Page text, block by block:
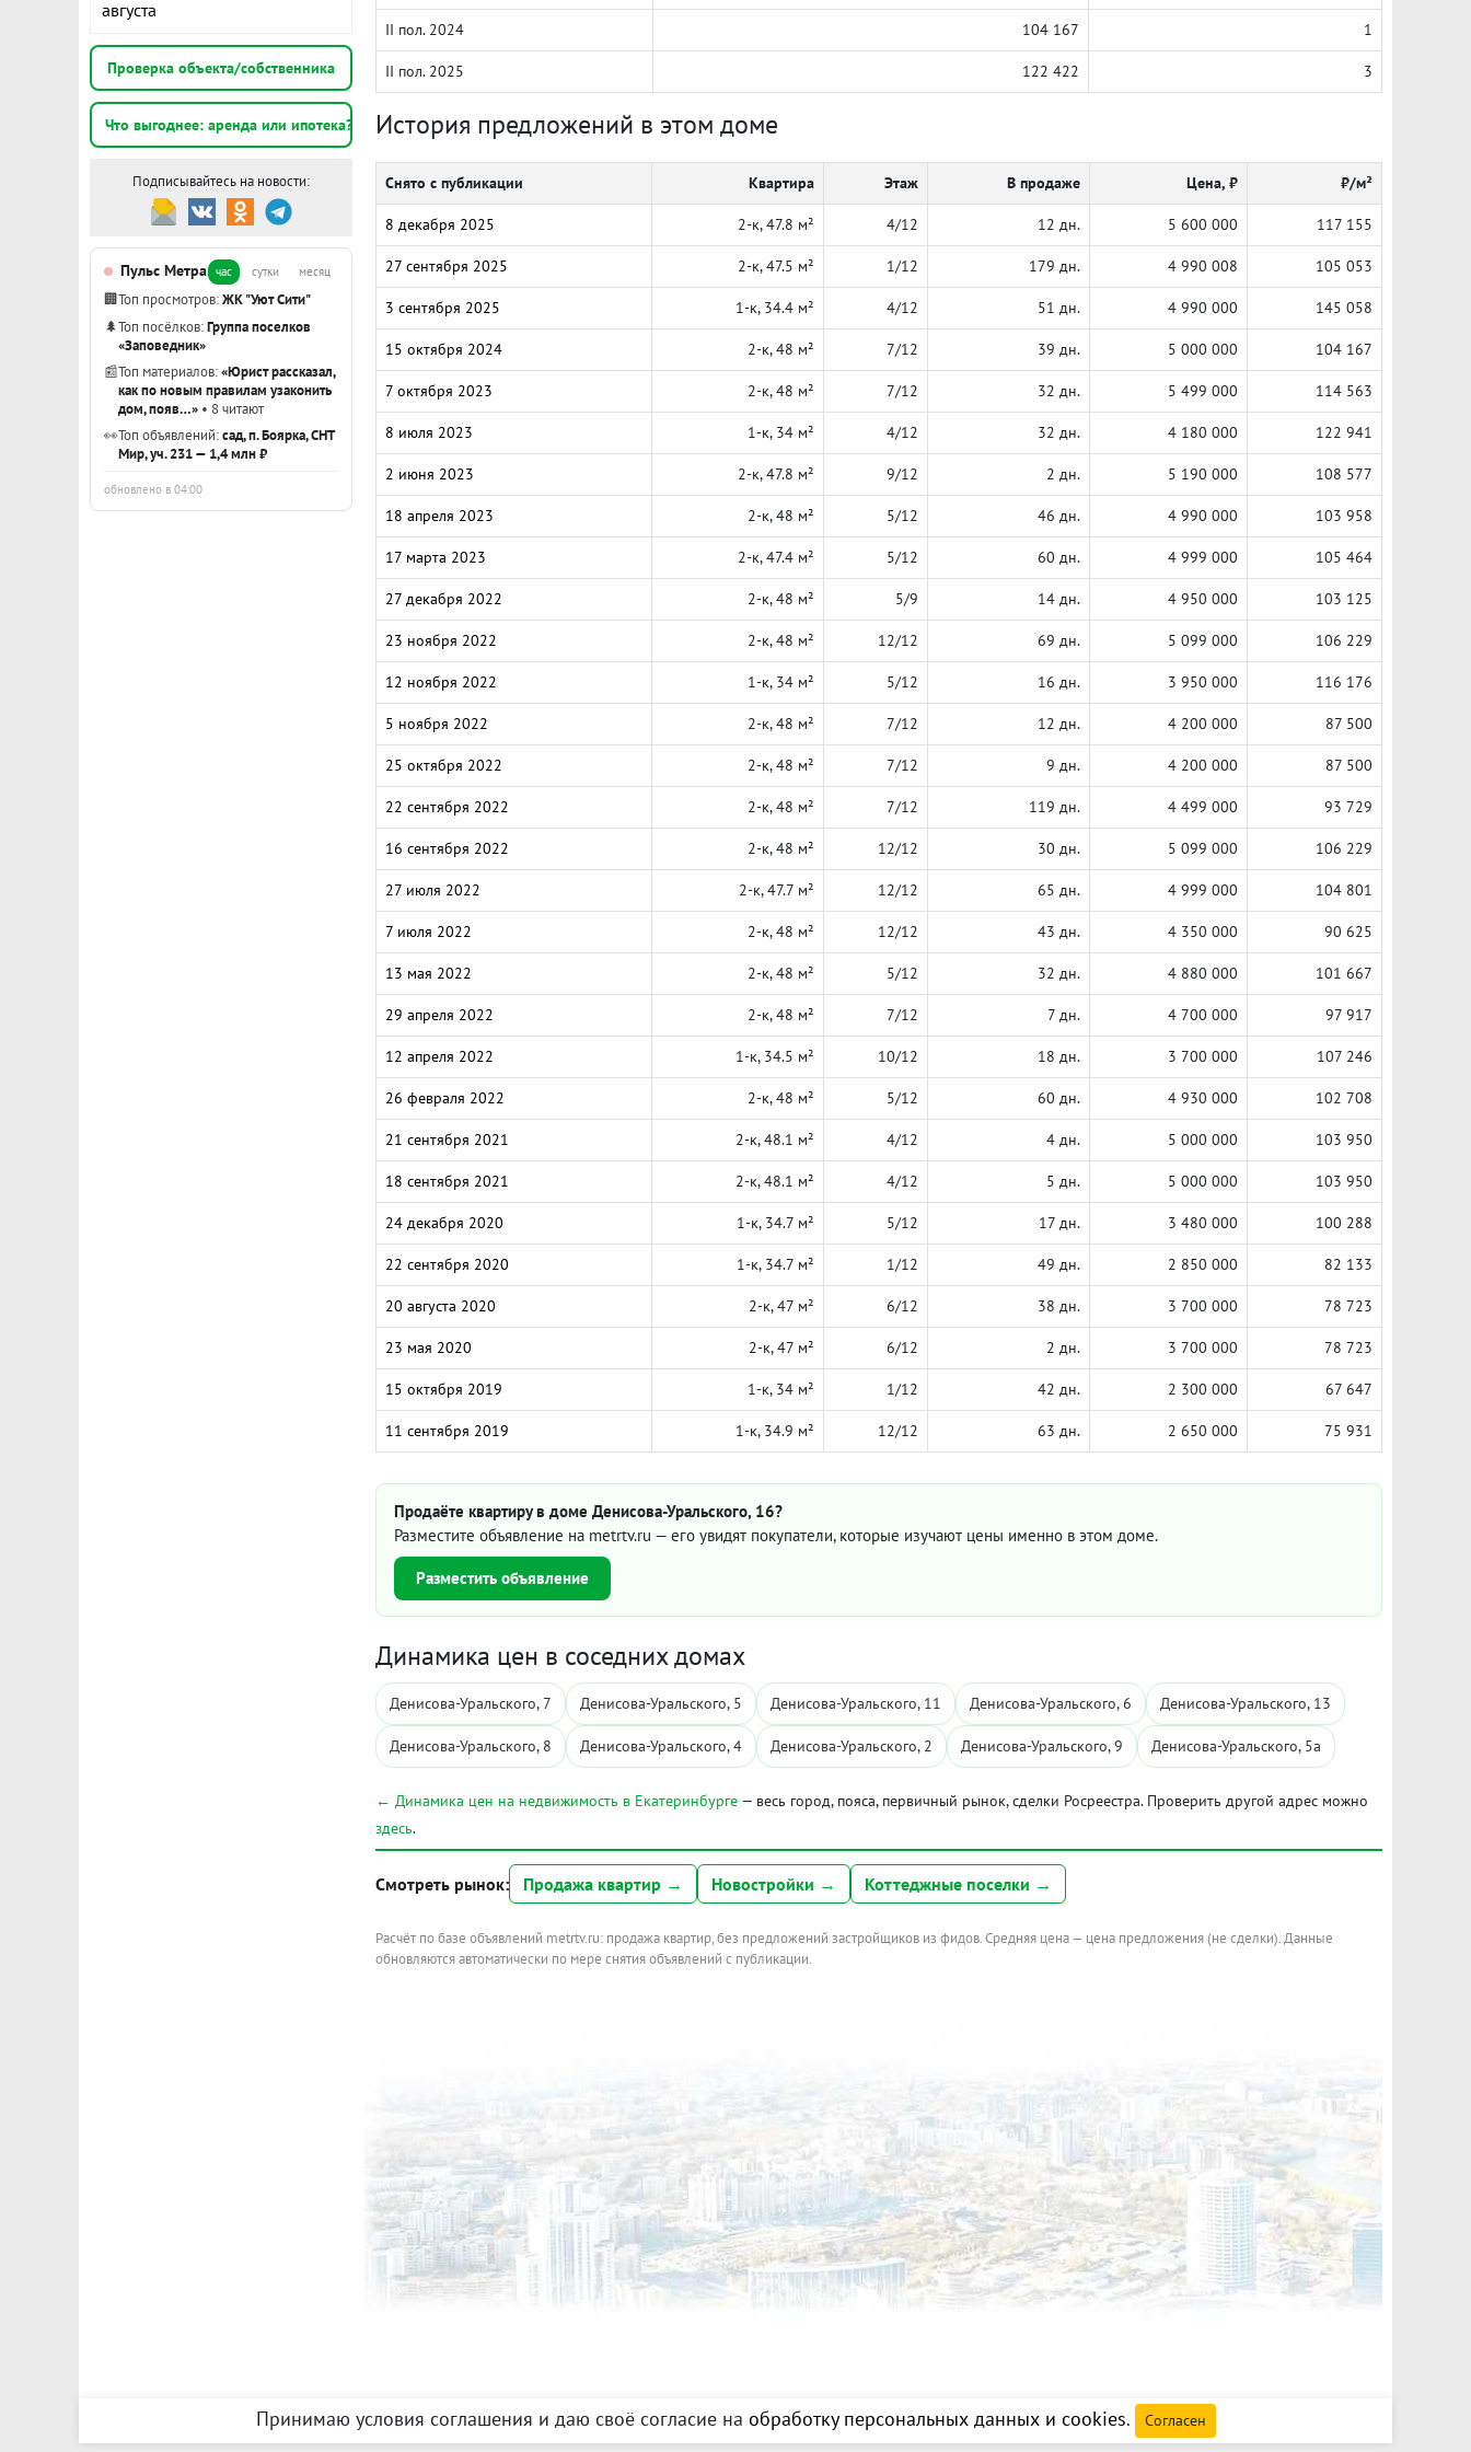
августа
Проверка объекта/собственника
Что выгоднее: аренда или ипотека?
Подписывайтесь на новости:
Пульс Метра час сутки месяц
🏢Топ просмотров:ЖК "Уют Сити"
🌲Топ посёлков:Группа поселков
«Заповедник»
📰Топ материалов:«Юрист рассказал,
как по новым правилам узаконить
дом, появ…» • 8 читают
👀Топ объявлений:сад, п. Боярка, СНТ
Мир, уч. 231 — 1,4 млн ₽
обновлено в 04:00
II пол. 2024 104 167 1
II пол. 2025 122 422 3
История предложений в этом доме
Снято с публикации Квартира Этаж В продаже Цена, ₽ ₽/м²
8 декабря 2025 2-к, 47.8 м² 4/12 12 дн. 5 600 000 117 155
27 сентября 2025 2-к, 47.5 м² 1/12 179 дн. 4 990 008 105 053
3 сентября 2025 1-к, 34.4 м² 4/12 51 дн. 4 990 000 145 058
15 октября 2024 2-к, 48 м² 7/12 39 дн. 5 000 000 104 167
7 октября 2023 2-к, 48 м² 7/12 32 дн. 5 499 000 114 563
8 июля 2023 1-к, 34 м² 4/12 32 дн. 4 180 000 122 941
2 июня 2023 2-к, 47.8 м² 9/12 2 дн. 5 190 000 108 577
18 апреля 2023 2-к, 48 м² 5/12 46 дн. 4 990 000 103 958
17 марта 2023 2-к, 47.4 м² 5/12 60 дн. 4 999 000 105 464
27 декабря 2022 2-к, 48 м² 5/9 14 дн. 4 950 000 103 125
23 ноября 2022 2-к, 48 м² 12/12 69 дн. 5 099 000 106 229
12 ноября 2022 1-к, 34 м² 5/12 16 дн. 3 950 000 116 176
5 ноября 2022 2-к, 48 м² 7/12 12 дн. 4 200 000 87 500
25 октября 2022 2-к, 48 м² 7/12 9 дн. 4 200 000 87 500
22 сентября 2022 2-к, 48 м² 7/12 119 дн. 4 499 000 93 729
16 сентября 2022 2-к, 48 м² 12/12 30 дн. 5 099 000 106 229
27 июля 2022 2-к, 47.7 м² 12/12 65 дн. 4 999 000 104 801
7 июля 2022 2-к, 48 м² 12/12 43 дн. 4 350 000 90 625
13 мая 2022 2-к, 48 м² 5/12 32 дн. 4 880 000 101 667
29 апреля 2022 2-к, 48 м² 7/12 7 дн. 4 700 000 97 917
12 апреля 2022 1-к, 34.5 м² 10/12 18 дн. 3 700 000 107 246
26 февраля 2022 2-к, 48 м² 5/12 60 дн. 4 930 000 102 708
21 сентября 2021 2-к, 48.1 м² 4/12 4 дн. 5 000 000 103 950
18 сентября 2021 2-к, 48.1 м² 4/12 5 дн. 5 000 000 103 950
24 декабря 2020 1-к, 34.7 м² 5/12 17 дн. 3 480 000 100 288
22 сентября 2020 1-к, 34.7 м² 1/12 49 дн. 2 850 000 82 133
20 августа 2020 2-к, 47 м² 6/12 38 дн. 3 700 000 78 723
23 мая 2020 2-к, 47 м² 6/12 2 дн. 3 700 000 78 723
15 октября 2019 1-к, 34 м² 1/12 42 дн. 2 300 000 67 647
11 сентября 2019 1-к, 34.9 м² 12/12 63 дн. 2 650 000 75 931
Продаёте квартиру в доме Денисова-Уральского, 16?
Разместите объявление на metrtv.ru — его увидят покупатели, которые изучают цены именно в этом доме.
Разместить объявление
Динамика цен в соседних домах
Денисова-Уральского, 7 Денисова-Уральского, 5 Денисова-Уральского, 11 Денисова-Уральского, 6 Денисова-Уральского, 13
Денисова-Уральского, 8 Денисова-Уральского, 4 Денисова-Уральского, 2 Денисова-Уральского, 9 Денисова-Уральского, 5а
← Динамика цен на недвижимость в Екатеринбурге — весь город, пояса, первичный рынок, сделки Росреестра. Проверить другой адрес можно
здесь.
Смотреть рынок: Продажа квартир → Новостройки → Коттеджные поселки →
Расчёт по базе объявлений metrtv.ru: продажа квартир, без предложений застройщиков из фидов. Средняя цена — цена предложения (не сделки). Данные
обновляются автоматически по мере снятия объявлений с публикации.
Принимаю условия соглашения и даю своё согласие на обработку персональных данных и cookies. Согласен